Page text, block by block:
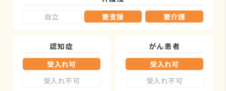
自立
要支援 要介護
認知症
受入れ可
受入れ不可
がん患者
受入れ可
受入れ不可